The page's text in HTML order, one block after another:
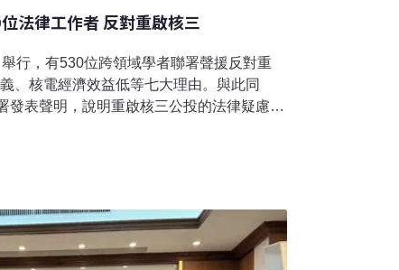
法律工作者 反對重啟核三
行，有530位跨領域學者聯署聲援反對重
、核電經濟效益低等七大理由。與此同
發表聲明，說明重啟核三公投的法律疑慮，
構的學者連署聲援反對核三重啟，並於昨
基於核能安全、世代不正義、核電經濟效
意核三重啟。中山大學社會系副教授邱花
以及整體能源轉型的關係涉及複雜的技
署的500多名學者，專業領域橫跨文理，共